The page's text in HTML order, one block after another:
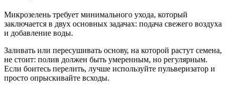
Микрозелень требует минимального ухода, который
заключается в двух основных задачах: подача свежего воздуха
и добавление воды.
Заливать или пересушивать основу, на которой растут семена,
не стоит: полив должен быть умеренным, но регулярным.
Если боитесь перелить, лучше используйте пульверизатор и
просто опрыскивайте всходы.